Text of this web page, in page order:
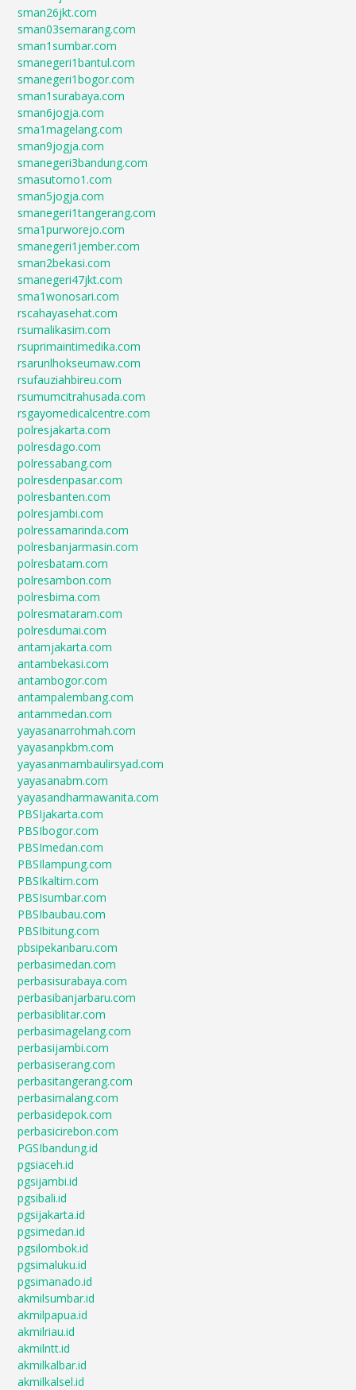
sman26jkt.com
sman03semarang.com
sman1sumbar.com
smanegeri1bantul.com
smanegeri1bogor.com
sman1surabaya.com
sman6jogja.com
sma1magelang.com
sman9jogja.com
smanegeri3bandung.com
smasutomo1.com
sman5jogja.com
smanegeri1tangerang.com
sma1purworejo.com
smanegeri1jember.com
sman2bekasi.com
smanegeri47jkt.com
sma1wonosari.com
rscahayasehat.com
rsumalikasim.com
rsuprimaintimedika.com
rsarunlhokseumaw.com
rsufauziahbireu.com
rsumumcitrahusada.com
rsgayomedicalcentre.com
polresjakarta.com
polresdago.com
polressabang.com
polresdenpasar.com
polresbanten.com
polresjambi.com
polressamarinda.com
polresbanjarmasin.com
polresbatam.com
polresambon.com
polresbima.com
polresmataram.com
polresdumai.com
antamjakarta.com
antambekasi.com
antambogor.com
antampalembang.com
antammedan.com
yayasanarrohmah.com
yayasanpkbm.com
yayasanmambaulirsyad.com
yayasanabm.com
yayasandharmawanita.com
PBSIjakarta.com
PBSIbogor.com
PBSImedan.com
PBSIlampung.com
PBSIkaltim.com
PBSIsumbar.com
PBSIbaubau.com
PBSIbitung.com
pbsipekanbaru.com
perbasimedan.com
perbasisurabaya.com
perbasibanjarbaru.com
perbasiblitar.com
perbasimagelang.com
perbasijambi.com
perbasiserang.com
perbasitangerang.com
perbasimalang.com
perbasidepok.com
perbasicirebon.com
PGSIbandung.id
pgsiaceh.id
pgsijambi.id
pgsibali.id
pgsijakarta.id
pgsimedan.id
pgsilombok.id
pgsimaluku.id
pgsimanado.id
akmilsumbar.id
akmilpapua.id
akmilriau.id
akmilntt.id
akmilkalbar.id
akmilkalsel.id